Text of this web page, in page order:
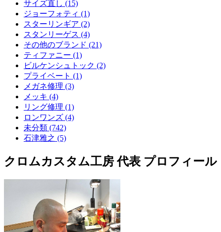
サイズ直し (15)
ジョーフォティ (1)
スターリンギア (2)
スタンリーゲス (4)
その他のブランド (21)
ティファニー (1)
ビルケンシュトック (2)
プライベート (1)
メガネ修理 (3)
メッキ (4)
リング修理 (1)
ロンワンズ (4)
未分類 (742)
石津雅之 (5)
クロムカスタム工房 代表 プロフィール